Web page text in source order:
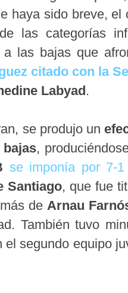
haya sido breve,
las categorías
a las bajas que
citado con la
Labyad .
se produjo un
,
se imponía por 7-
Santiago, que fue
de Arnau
También tuvo
el segundo equipo